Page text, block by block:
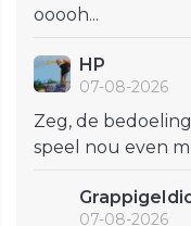
ooooh...
HP
07-08-2026
Zeg, de
speel nou even
07-08-2026